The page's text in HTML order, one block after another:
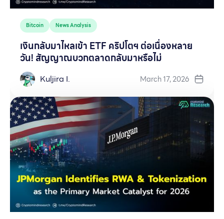
Bitcoin News Analysis
เงินกลับมาไหลเข้า ETF คริปโตฯ ต่อเนื่องหลาย
วัน! สัญญาณบวกตลาดกลับมาหรือไม่
Kuljira I. March 17, 2026